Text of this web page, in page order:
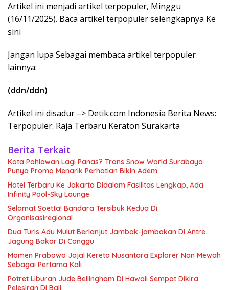
Artikel ini menjadi artikel terpopuler, Minggu
(16/11/2025). Baca artikel terpopuler selengkapnya Ke
sini
Jangan lupa Sebagai membaca artikel terpopuler
lainnya:
(ddn/ddn)
Artikel ini disadur –> Detik.com Indonesia Berita News:
Terpopuler: Raja Terbaru Keraton Surakarta
Berita Terkait
Kota Pahlawan Lagi Panas? Trans Snow World Surabaya
Punya Promo Menarik Perhatian Bikin Adem
Hotel Terbaru Ke Jakarta Didalam Fasilitas Lengkap, Ada
Infinity Pool-Sky Lounge
Selamat Soetta! Bandara Tersibuk Kedua Di
Organisasiregional
Dua Turis Adu Mulut Berlanjut Jambak-jambakan Di Antre
Jagung Bakar Di Canggu
Momen Prabowo Jajal Kereta Nusantara Explorer Nan Mewah
Sebagai Pertama Kali
Potret Liburan Jude Bellingham Di Hawaii Sempat Dikira
Pelesiran Di Bali